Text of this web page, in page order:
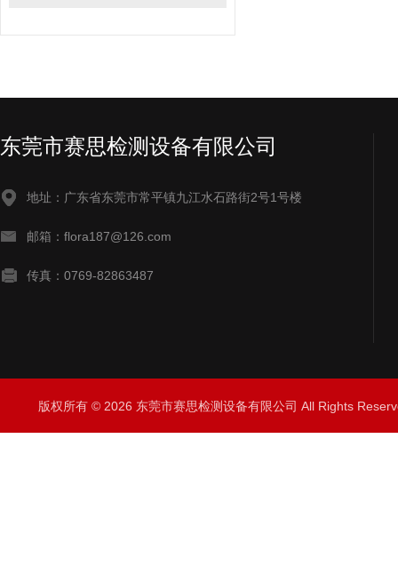
东莞市赛思检测设备有限公司
地址：广东省东莞市常平镇九江水石路街2号1号楼
邮箱：flora187@126.com
传真：0769-82863487
版权所有 © 2026 东莞市赛思检测设备有限公司 All Rights